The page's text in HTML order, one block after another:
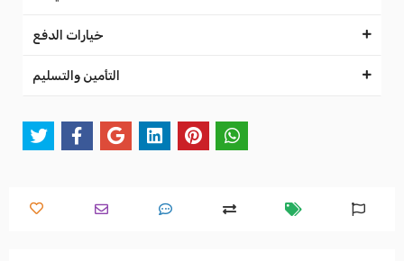
خيارات الدفع
التأمين والتسليم